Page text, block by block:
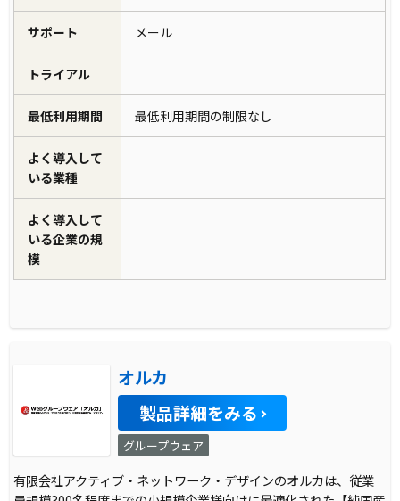
サポート メール
トライアル
最低利用期間 最低利用期間の制限なし
よく導入して
いる業種
よく導入して
いる企業の規
模
オルカ
製品詳細をみる
グループウェア
有限会社アクティブ・ネットワーク・デザインのオルカは、従業